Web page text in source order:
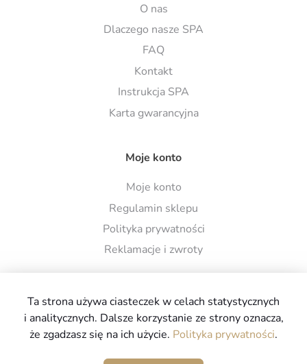
O nas
Dlaczego nasze SPA
FAQ
Kontakt
Instrukcja SPA
Karta gwarancyjna
Moje konto
Moje konto
Regulamin sklepu
Polityka prywatności
Reklamacje i zwroty
Copyright © 2026www.spa-ogrodowe.com.plWszystkie
prawa zastrzeżone
Ta strona używa ciasteczek w celach statystycznych
i analitycznych. Dalsze korzystanie ze strony oznacza,
że zgadzasz się na ich użycie. Polityka prywatności.